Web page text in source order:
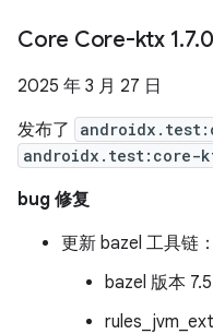
Core Core-ktx 1.7.
2025 年 3 月 27 日
发布了
androidx.test:core-
bug 修复
更新 bazel 工具链：
bazel 版本